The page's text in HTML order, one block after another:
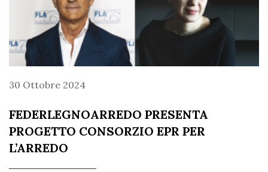
30 Ottobre 2024
FEDERLEGNOARREDO PRESENTA
PROGETTO CONSORZIO EPR PER
L’ARREDO